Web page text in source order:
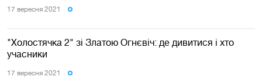
17 вересня 2021
"Холостячка 2" зі Златою Огнєвіч: де дивитися і хто
учасники
17 вересня 2021